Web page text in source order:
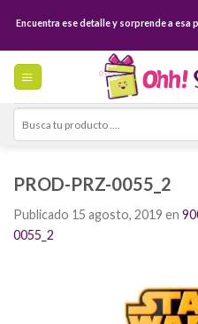
content
Encuentra ese detalle y sorprende a esa
Search
for:
PROD-PRZ-0055_2
Publicado 15 agosto, 2019 en
0055_2